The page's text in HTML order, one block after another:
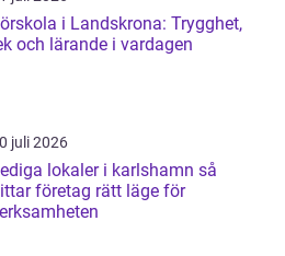
i Landskrona: Trygghet,
och lärande i vardagen
juli 2026
lokaler i karlshamn så
företag rätt läge för